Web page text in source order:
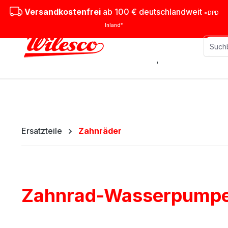
Hauptinhalt springen
Zur Suche springen
Zur Hauptnavigation springen
Versandkostenfreiab 100 € deutschlandweit *DPD
Inland*
Stationäre Dampfmaschinen
Ersatzteile Zahnräder
Zahnrad-